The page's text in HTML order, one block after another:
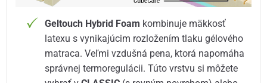
Geltouch Hybrid Foam kombinuje mäkkosť
latexu s vynikajúcim rozložením tlaku gélového
matraca. Veľmi vzdušná pena, ktorá napomáha
správnej termoregulácii. Túto vrstvu si môžete